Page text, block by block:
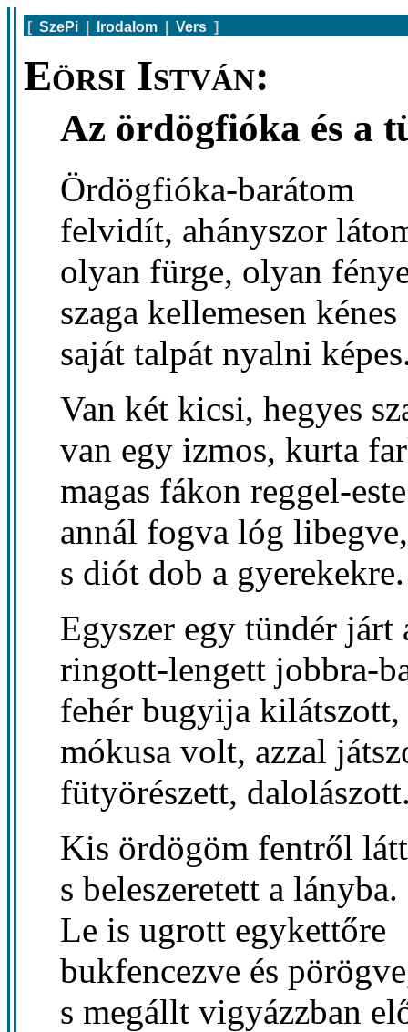
[ SzePi Irodalom Vers ]
Eörsi István:
Az ördögfióka és a
Ördögfióka-barátom
felvidít, ahányszor
olyan fürge, olyan
szaga kellemesen kénes
saját talpát nyalni
Van két kicsi, hegyes
van egy izmos, kurta
magas fákon reggel-este
annál fogva lóg libegve,
s diót dob a gyerekekre.
Egyszer egy tündér járt
ringott-lengett jobbra-
fehér bugyija kilátszott,
mókusa volt, azzal
fütyörészett,
Kis ördögöm fentről
s beleszeretett a lányba.
Le is ugrott egykettőre
bukfencezve és
s megállt vigyázzban